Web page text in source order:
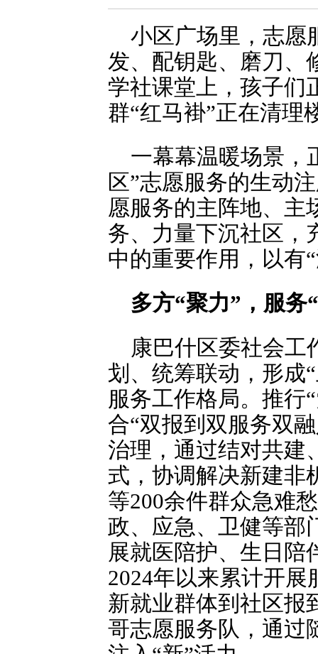
小区广场里，志愿
发、配钥匙、磨刀、
学社课堂上，孩子们
群“红马褂”正在清
一幕幕温暖场景，
区”志愿服务的生动
愿服务的主阵地、主
务、力量下沉社区，
中的重要作用，以有
多方“聚力”，服务
康巴什区委社会工
划、统筹联动，形成
服务工作格局。推行
合“双报到双服务双
治理，通过结对共建
式，协调解决新建非
等200余件群众急难
政、应急、卫健等部
展就医陪护、生日陪
2024年以来累计开
新就业群体到社区报
哥志愿服务队，通过